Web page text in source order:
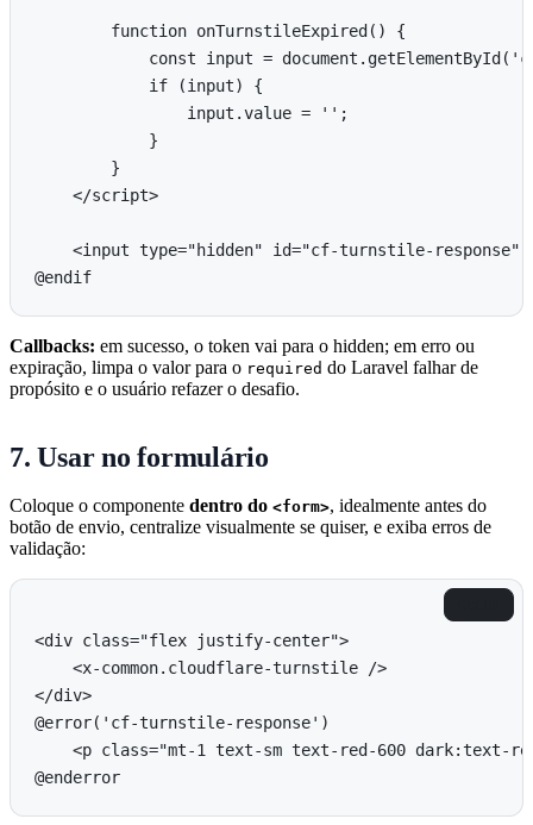
        function onTurnstileExpired() {
const input =
            if (input) {
                input.value = '';
            }
        }
    </script>
<input type="hidden" id="cf-turnstile-response"
Callbacks: em sucesso, o token vai para o hidden; em erro ou
expiração, limpa o valor para o required do Laravel falhar de
propósito e o usuário refazer o desafio.
7. Usar no formulário
Coloque o componente dentro do <form>, idealmente antes do
botão de envio, centralize visualmente se quiser, e exiba erros de
validação:
<div class="flex justify-center">
    <x-common.cloudflare-turnstile />
</div>
@error('cf-turnstile-response')
<p class="mt-1 text-sm text-red-600 dark:text-